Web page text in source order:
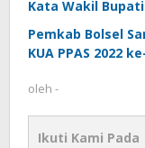
Kata Wakil Bupati
Pemkab Bolsel
KUA PPAS 2022
oleh -
Ikuti Kami Pada